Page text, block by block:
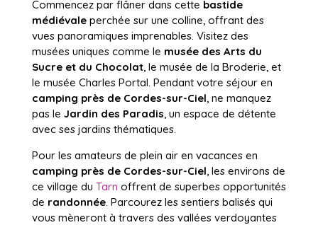
Commencez par flâner dans cette bastide
médiévaleperchée sur une colline, offrant des
vues panoramiques imprenables. Visitez des
musées uniques comme le musée des Arts du
Sucre et du Chocolat, le musée de la Broderie, et
le musée Charles Portal. Pendant votre séjour en
camping près de Cordes-sur-Ciel , ne manquez
pas le Jardin des Paradis , un espace de détente
avec ses jardins thématiques.
Pour les amateurs de plein air en vacances en
camping près de Cordes-sur-Ciel , les environs de
ce village du Tarn offrent de superbes opportunités
de randonnée. Parcourez les sentiers balisés qui
vous mèneront à travers des vallées verdoyantes